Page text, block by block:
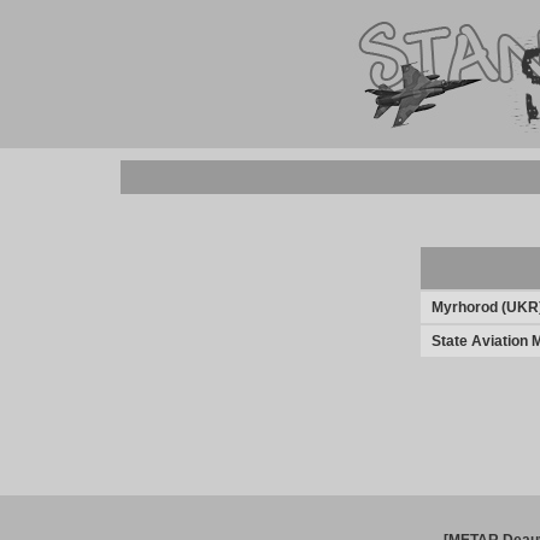
Myrhorod
State Aviation